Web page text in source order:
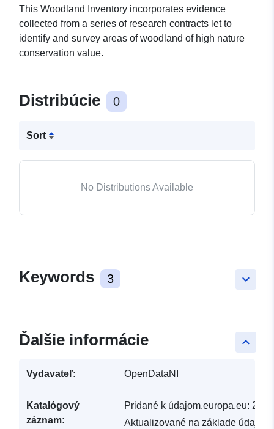
This Woodland Inventory incorporates evidence
collected from a series of research contracts let to
identify and survey areas of woodland of high nature
conservation value.
Distribúcie 0
Sort
No Distributions Available
keyboard_arrow_down
Keywords 3
keyboard_arrow_up
Ďalšie informácie
Vydavateľ: OpenDataNI
Katalógový
záznam:
Pridané k údajom.europa.eu: 29
Aktualizované na základe